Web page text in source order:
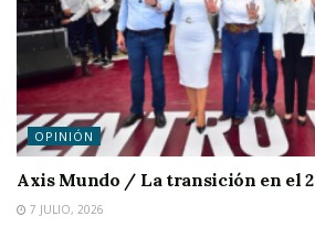
OPINIÓN
Axis Mundo / La transición en el
7 JULIO, 2026